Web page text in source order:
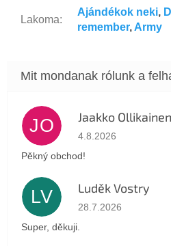
Lakoma:
Ajándékok neki,
remember, Army
JO Jaakko Ollikainen
Az áruház értékelése
4.8.2026
Pěkný obchod!
LV Luděk Vostry
Az áruház értékelése
28.7.2026
Super, děkuji.